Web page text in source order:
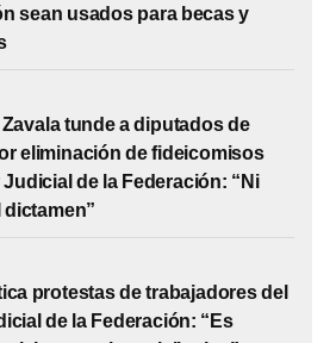
sean usados para becas y
Zavala tunde a diputados de
eliminación de fideicomisos
de la Federación: “Ni
dictamen”
protestas de trabajadores del
de la Federación: “Es